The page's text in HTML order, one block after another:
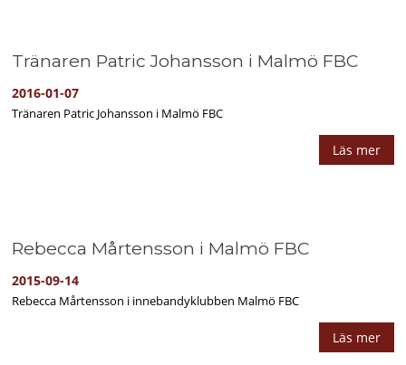
Tränaren Patric Johansson i Malmö FBC
2016-01-07
Tränaren Patric Johansson i Malmö FBC
Läs mer
Rebecca Mårtensson i Malmö FBC
2015-09-14
Rebecca Mårtensson i innebandyklubben Malmö FBC
Läs mer